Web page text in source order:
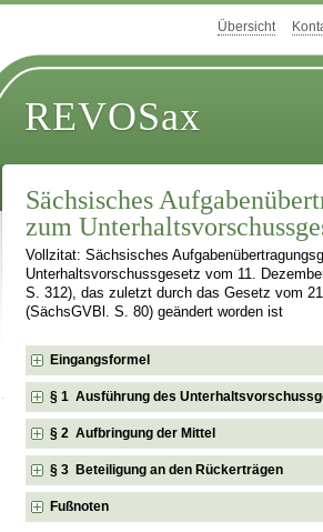
Übersicht
REVOSax
Sächsisches
zum
Vollzitat: Sächsisches
Unterhaltsvorschussgesetz vom 11.
S. 312), das zuletzt durch das Gesetz vom
(SächsGVBl. S. 80) geändert worden ist
Eingangsformel
§ 1 Ausführung des
§ 2 Aufbringung der Mittel
§ 3 Beteiligung an den Rückerträgen
Fußnoten